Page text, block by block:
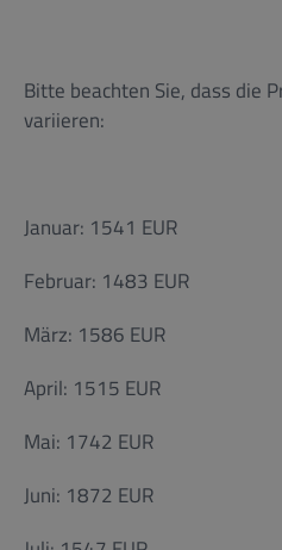
Bitte beachten Sie, dass die
variieren:
Januar: 1541 EUR
Februar: 1483 EUR
März: 1586 EUR
April: 1515 EUR
Mai: 1742 EUR
Juni: 1872 EUR